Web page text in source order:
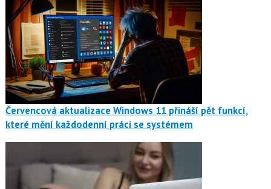
Červencová aktualizace Windows 11 přináší pět funkcí,
které mění každodenní práci se systémem